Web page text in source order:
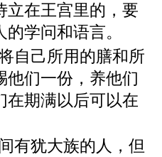
立在王宫里的，要
学问和语言。
自己所用的膳和所
他们一份，养他们
在期满以后可以在
有犹大族的人，但